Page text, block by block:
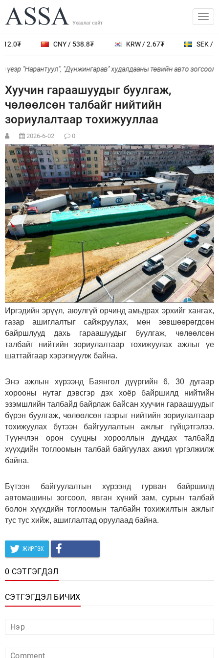
CNY / 538.8₮ KRW / 2.67₮ SEK /
үеэр "Нарантуул", "Дүнжингарав" худалдааны төвийн авто
Хуучин гараашуудыг буулгаж,
чөлөөлсөн талбайг нийтийн
зориулалтаар тохижууллаа
2026-6-02 0
Иргэдийн эрүүл, аюулгүй орчинд амьдрах эрхийг хангах,
газар ашиглалтыг сайжруулах, мөн зөвшөөрөгдсөн
байршлууд дахь гараашуудыг буулгаж, чөлөөлсөн
талбайг нийтийн зориулалтаар тохижуулах ажлыг үе
шаттайгаар хэрэгжүүлж байна.
Энэ ажлын хүрээнд Баянгол дүүргийн 6, 30 дугаар
хорооны нутаг дэвсгэр дэх хоёр байршилд нийтийн
эзэмшлийн талбайд байрлаж байсан хуучин гараашуудыг
бүрэн буулгаж, чөлөөлсөн газрыг нийтийн зориулалтаар
тохижуулах бүтээн байгуулалтын ажлыг гүйцэтгэлээ.
Түүнчлэн орон сууцны хорооллын дундах талбайд
хүүхдийн тоглоомын талбай байгуулах ажил үргэлжилж
байна.
Бүтээн байгуулалтын хүрээнд гурван байршилд
автомашины зогсоол, явган хүний зам, сурын талбай
болон хүүхдийн тоглоомын талбайн тохижилтын ажлыг
тус тус хийж, ашиглалтад оруулаад байна.
ЖИРГЭХ
0 СЭТГЭГДЭЛ
СЭТГЭГДЭЛ БИЧИХ